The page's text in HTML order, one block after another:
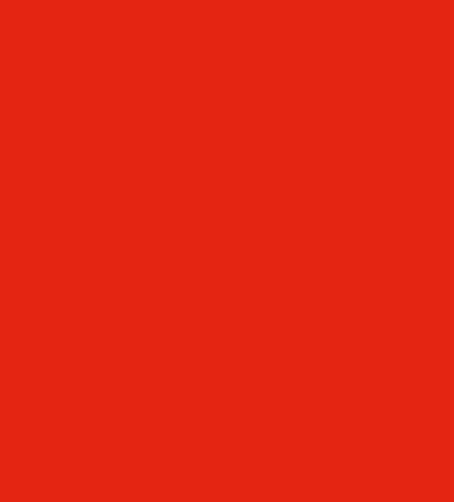
Deklarację została ostatnio poddana
zgłosić uwagi dotyczące dostępności
zgłosić żądanie zapewnienia dostępności
wnioskować o udostępnienie niedostępnej